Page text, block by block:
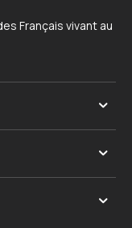
Français vivant au